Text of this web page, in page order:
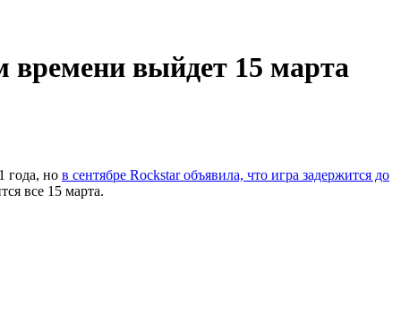
времени выйдет 15 марта
года, но в сентябре Rockstar объявила, что игра задержится до
все 15 марта.